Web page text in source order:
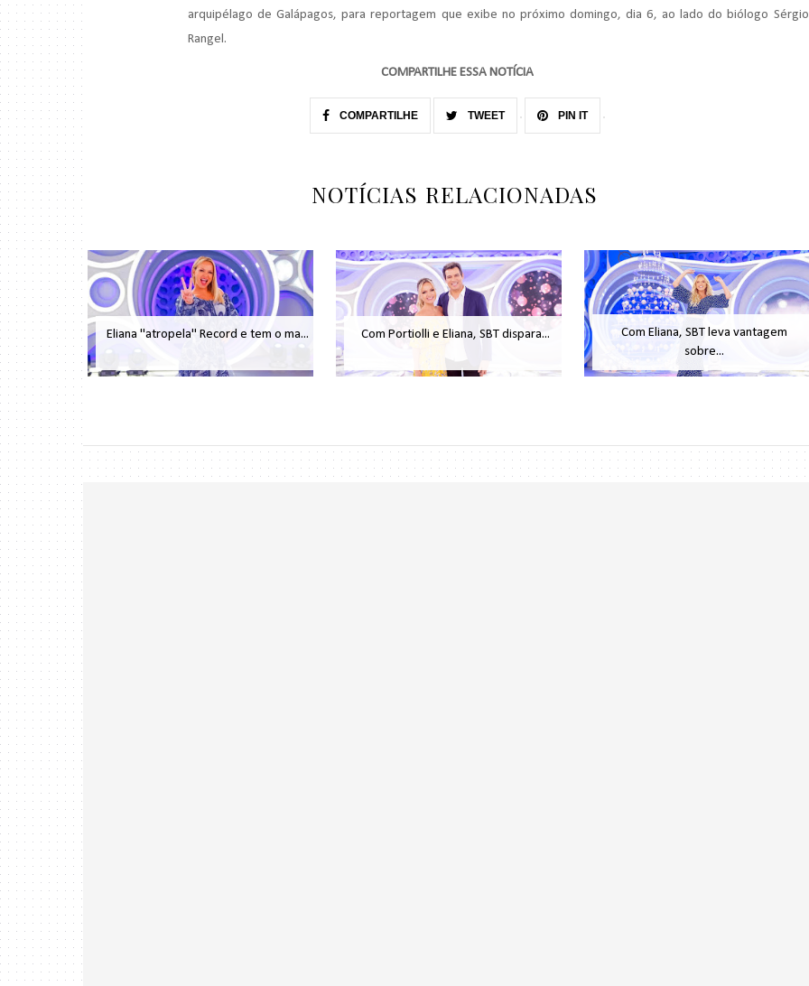
arquipélago de Galápagos, para reportagem que exibe no próximo domingo, dia 6, ao lado do biólogo Sérgio
Rangel.
COMPARTILHE ESSA NOTÍCIA
COMPARTILHE TWEET PIN IT
NOTÍCIAS RELACIONADAS
Eliana "atropela" Record e tem o ma... Com Portiolli e Eliana, SBT dispara...
Com Eliana, SBT leva vantagem
sobre...